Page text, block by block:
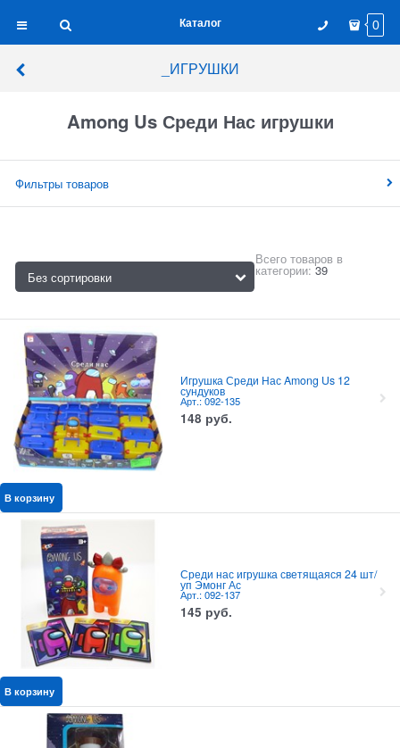
Каталог 0
_ИГРУШКИ
Among Us Среди Нас игрушки
Фильтры товаров
Всего товаров в
категории: 39
Игрушка Среди Нас Among Us 12
сундуков
Арт.: 092-135
148 руб.
В корзину
Среди нас игрушка светящаяся 24 шт/
уп Эмонг Ас
Арт.: 092-137
145 руб.
В корзину